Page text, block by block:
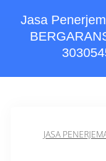
Jasa
JASA